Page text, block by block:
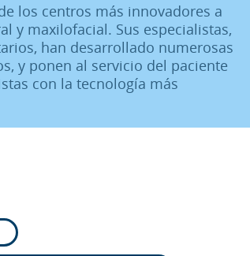
los centros más innovadores a
y maxilofacial. Sus especialistas,
han desarrollado numerosas
y ponen al servicio del paciente
con la tecnología más